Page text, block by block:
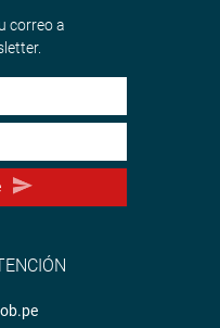
correo a